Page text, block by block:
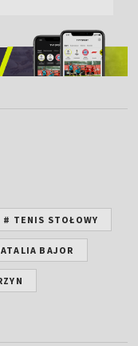
# TENIS STOŁOWY
BAJOR